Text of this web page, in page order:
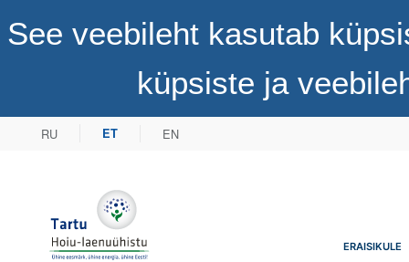
See veebileht kasutab
küpsiste ja
RU ET EN
Tartu Hoiu-laenuühistuERAISIKULE